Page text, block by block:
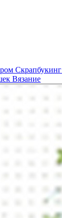
Скрапбукинг
Вязание